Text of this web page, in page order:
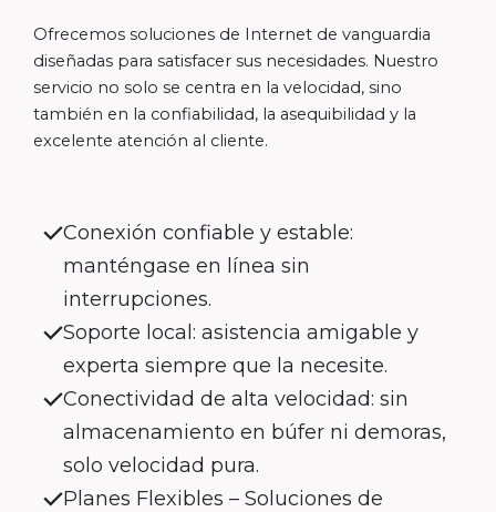
Ofrecemos soluciones de Internet de vanguardia
diseñadas para satisfacer sus necesidades. Nuestro
servicio no solo se centra en la velocidad, sino
también en la confiabilidad, la asequibilidad y la
excelente atención al cliente.
Conexión confiable y estable:
manténgase en línea sin
interrupciones.
Soporte local: asistencia amigable y
experta siempre que la necesite.
Conectividad de alta velocidad: sin
almacenamiento en búfer ni demoras,
solo velocidad pura.
Planes Flexibles – Soluciones de